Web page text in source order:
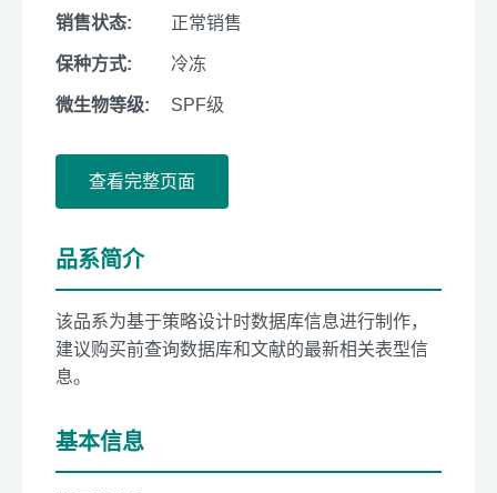
销售状态: 正常销售
保种方式: 冷冻
微生物等级: SPF级
查看完整页面
品系简介
该品系为基于策略设计时数据库信息进行制作，
建议购买前查询数据库和文献的最新相关表型信
息。
基本信息